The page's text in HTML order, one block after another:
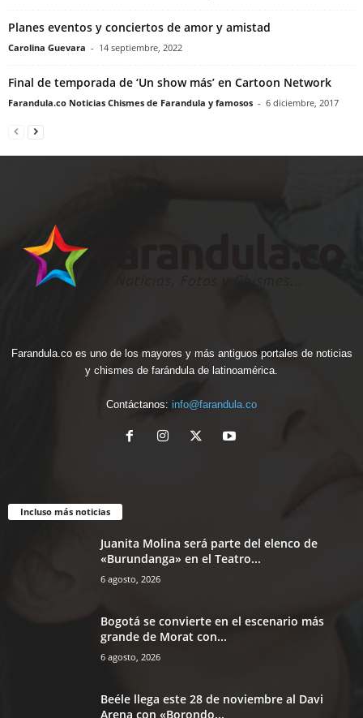
Planes eventos y conciertos de amor y amistad
Carolina Guevara - 14 septiembre, 2022
Final de temporada de ‘Un show más’ en Cartoon Network
Farandula.co Noticias Chismes de Farandula y famosos - 6 diciembre, 2017
Farandula.co es uno de los mayores y más antiguos portales de noticias
y chismes de farándula de latinoamérica.
Contáctanos: info@farandula.co
Incluso más noticias
Juanita Molina será parte del elenco de
«Burundanga» en el Teatro...
6 agosto, 2026
Bogotá se convierte en el escenario más
grande de Morat con...
6 agosto, 2026
Beéle llega este 28 de noviembre al Davi
Arena con «Borondo...